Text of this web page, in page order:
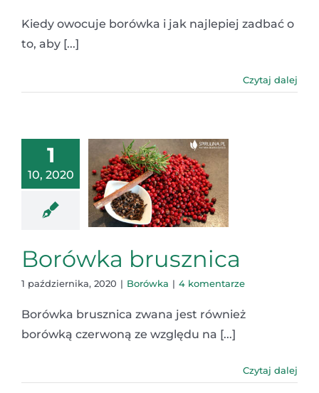
Kiedy owocuje borówka i jak najlepiej zadbać o
to, aby [...]
Czytaj dalej
1
10, 2020
Borówka brusznica
1 października, 2020 | Borówka | 4 komentarze
Borówka brusznica zwana jest również
borówką czerwoną ze względu na [...]
Czytaj dalej